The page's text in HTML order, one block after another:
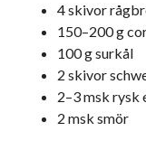
4 skivor
150–200 g
100 g surkål
2 skivor
2–3 msk rysk
2 msk smör